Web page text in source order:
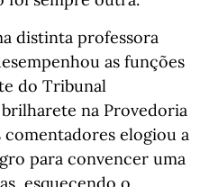
distinta professora
as funções
do Tribunal
na Provedoria
comentadores elogiou a
para convencer uma